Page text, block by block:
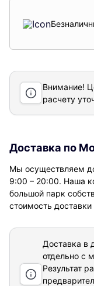
Внимание!
расчету
Доставка по
Мы осуществляем
9:00 – 20:00. Наша
большой парк
стоимость
Доставка в
отдельно с
Результат